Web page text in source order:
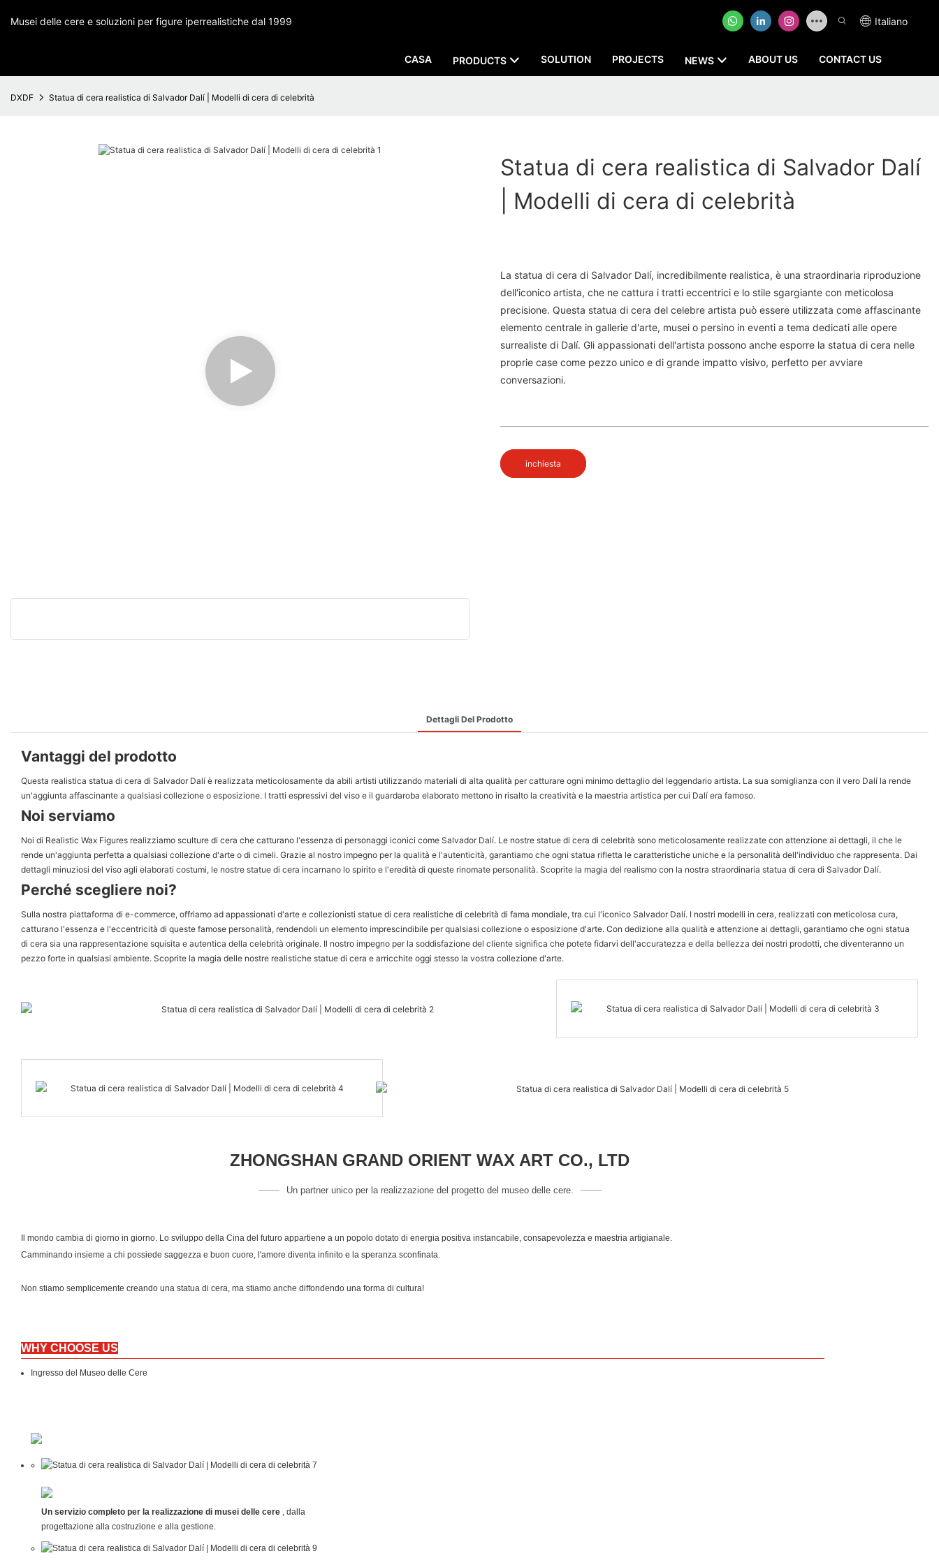
Musei delle cere e soluzioni per figure iperrealistiche dal 1999 Italiano
CASA PRODUCTS SOLUTION PROJECTS NEWS ABOUT US CONTACT US
DXDF Statua di cera realistica di Salvador Dalí | Modelli di cera di celebrità
Statua di cera realistica di Salvador Dalí
| Modelli di cera di celebrità
La statua di cera di Salvador Dalí, incredibilmente realistica, è una straordinaria riproduzione
dell'iconico artista, che ne cattura i tratti eccentrici e lo stile sgargiante con meticolosa
precisione. Questa statua di cera del celebre artista può essere utilizzata come affascinante
elemento centrale in gallerie d'arte, musei o persino in eventi a tema dedicati alle opere
surrealiste di Dalí. Gli appassionati dell'artista possono anche esporre la statua di cera nelle
proprie case come pezzo unico e di grande impatto visivo, perfetto per avviare
conversazioni.
inchiesta
Dettagli Del Prodotto
Vantaggi del prodotto
Questa realistica statua di cera di Salvador Dalí è realizzata meticolosamente da abili artisti utilizzando materiali di alta qualità per catturare ogni minimo dettaglio del leggendario artista. La sua somiglianza con il vero Dalí la rende
un'aggiunta affascinante a qualsiasi collezione o esposizione. I tratti espressivi del viso e il guardaroba elaborato mettono in risalto la creatività e la maestria artistica per cui Dalí era famoso.
Noi serviamo
Noi di Realistic Wax Figures realizziamo sculture di cera che catturano l'essenza di personaggi iconici come Salvador Dalí. Le nostre statue di cera di celebrità sono meticolosamente realizzate con attenzione ai dettagli, il che le
rende un'aggiunta perfetta a qualsiasi collezione d'arte o di cimeli. Grazie al nostro impegno per la qualità e l'autenticità, garantiamo che ogni statua rifletta le caratteristiche uniche e la personalità dell'individuo che rappresenta. Dai
dettagli minuziosi del viso agli elaborati costumi, le nostre statue di cera incarnano lo spirito e l'eredità di queste rinomate personalità. Scoprite la magia del realismo con la nostra straordinaria statua di cera di Salvador Dalí.
Perché scegliere noi?
Sulla nostra piattaforma di e-commerce, offriamo ad appassionati d'arte e collezionisti statue di cera realistiche di celebrità di fama mondiale, tra cui l'iconico Salvador Dalí. I nostri modelli in cera, realizzati con meticolosa cura,
catturano l'essenza e l'eccentricità di queste famose personalità, rendendoli un elemento imprescindibile per qualsiasi collezione o esposizione d'arte. Con dedizione alla qualità e attenzione ai dettagli, garantiamo che ogni statua
di cera sia una rappresentazione squisita e autentica della celebrità originale. Il nostro impegno per la soddisfazione del cliente significa che potete fidarvi dell'accuratezza e della bellezza dei nostri prodotti, che diventeranno un
pezzo forte in qualsiasi ambiente. Scoprite la magia delle nostre realistiche statue di cera e arricchite oggi stesso la vostra collezione d'arte.
ZHONGSHAN GRAND ORIENT WAX ART CO., LTD
Un partner unico per la realizzazione del progetto del museo delle cere.
Il mondo cambia di giorno in giorno. Lo sviluppo della Cina del futuro appartiene a un popolo dotato di energia positiva instancabile, consapevolezza e maestria artigianale.
Camminando insieme a chi possiede saggezza e buon cuore, l'amore diventa infinito e la speranza sconfinata.
Non stiamo semplicemente creando una statua di cera, ma stiamo anche diffondendo una forma di cultura!
WHY CHOOSE US
Ingresso del Museo delle Cere
Un servizio completo per la realizzazione di musei delle cere, dalla
progettazione alla costruzione e alla gestione.